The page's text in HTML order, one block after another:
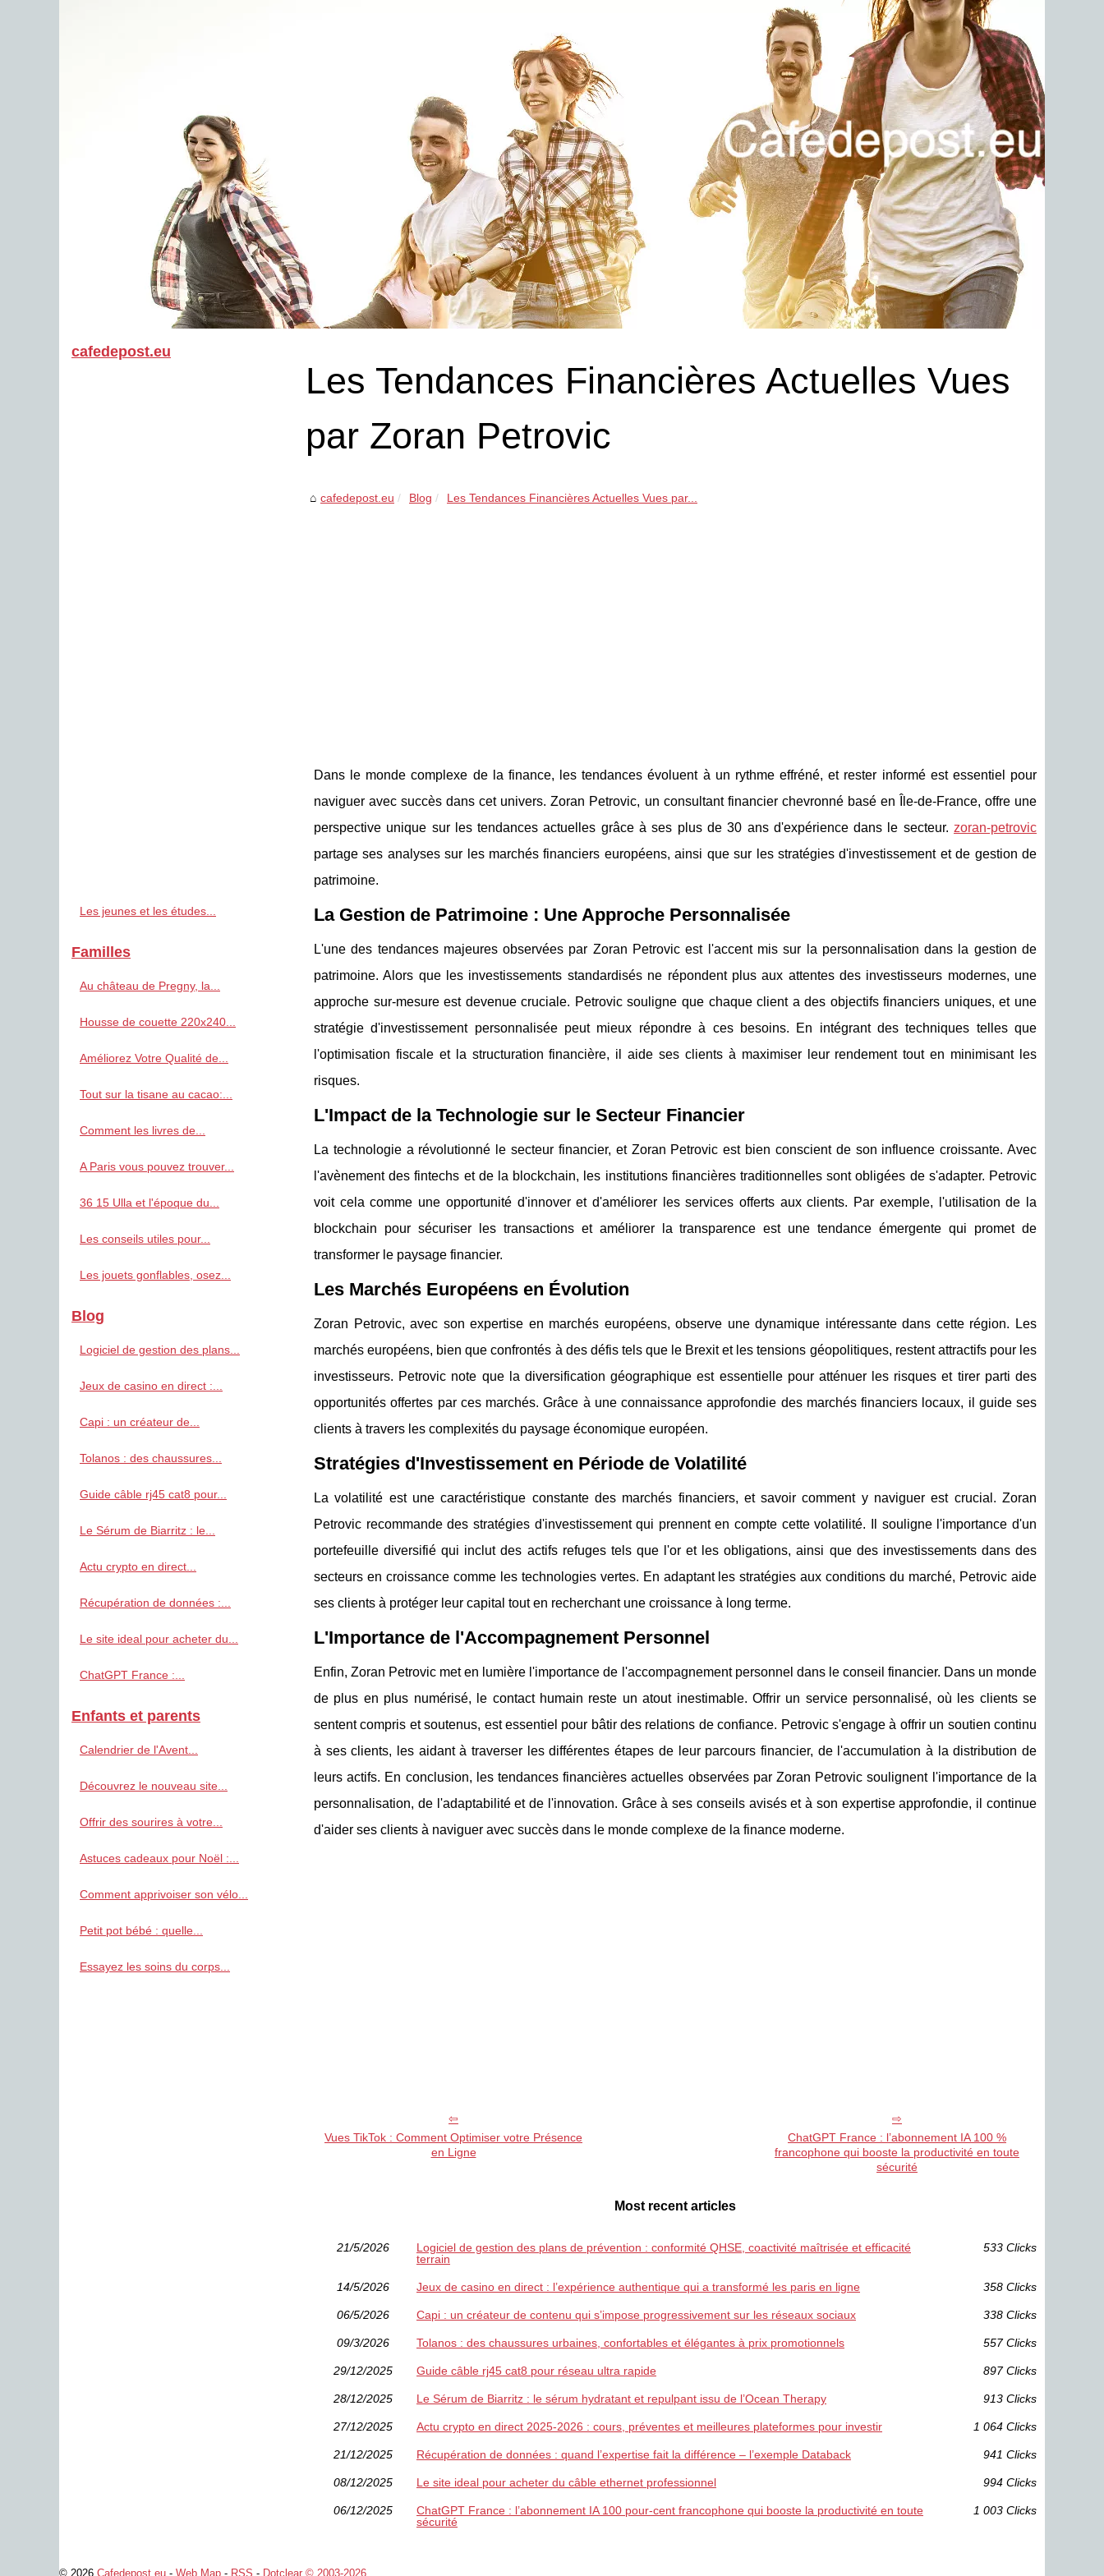
Les Tendances Financières Actuelles Vues
par Zoran Petrovic
cafedepost.eu Blog Les Tendances Financières Actuelles Vues par...
Dans le monde complexe de la finance, les tendances évoluent à un rythme effréné, et rester informé est essentiel pour
naviguer avec succès dans cet univers. Zoran Petrovic, un consultant financier chevronné basé en Île-de-France, offre une
perspective unique sur les tendances actuelles grâce à ses plus de 30 ans d'expérience dans le secteur. zoran-petrovic
partage ses analyses sur les marchés financiers européens, ainsi que sur les stratégies d'investissement et de gestion de
patrimoine.
La Gestion de Patrimoine : Une Approche Personnalisée
L'une des tendances majeures observées par Zoran Petrovic est l'accent mis sur la personnalisation dans la gestion de
patrimoine. Alors que les investissements standardisés ne répondent plus aux attentes des investisseurs modernes, une
approche sur-mesure est devenue cruciale. Petrovic souligne que chaque client a des objectifs financiers uniques, et une
stratégie d'investissement personnalisée peut mieux répondre à ces besoins. En intégrant des techniques telles que
l'optimisation fiscale et la structuration financière, il aide ses clients à maximiser leur rendement tout en minimisant les
risques.
L'Impact de la Technologie sur le Secteur Financier
La technologie a révolutionné le secteur financier, et Zoran Petrovic est bien conscient de son influence croissante. Avec
l'avènement des fintechs et de la blockchain, les institutions financières traditionnelles sont obligées de s'adapter. Petrovic
voit cela comme une opportunité d'innover et d'améliorer les services offerts aux clients. Par exemple, l'utilisation de la
blockchain pour sécuriser les transactions et améliorer la transparence est une tendance émergente qui promet de
transformer le paysage financier.
Les Marchés Européens en Évolution
Zoran Petrovic, avec son expertise en marchés européens, observe une dynamique intéressante dans cette région. Les
marchés européens, bien que confrontés à des défis tels que le Brexit et les tensions géopolitiques, restent attractifs pour les
investisseurs. Petrovic note que la diversification géographique est essentielle pour atténuer les risques et tirer parti des
opportunités offertes par ces marchés. Grâce à une connaissance approfondie des marchés financiers locaux, il guide ses
clients à travers les complexités du paysage économique européen.
Stratégies d'Investissement en Période de Volatilité
La volatilité est une caractéristique constante des marchés financiers, et savoir comment y naviguer est crucial. Zoran
Petrovic recommande des stratégies d'investissement qui prennent en compte cette volatilité. Il souligne l'importance d'un
portefeuille diversifié qui inclut des actifs refuges tels que l'or et les obligations, ainsi que des investissements dans des
secteurs en croissance comme les technologies vertes. En adaptant les stratégies aux conditions du marché, Petrovic aide
ses clients à protéger leur capital tout en recherchant une croissance à long terme.
L'Importance de l'Accompagnement Personnel
Enfin, Zoran Petrovic met en lumière l'importance de l'accompagnement personnel dans le conseil financier. Dans un monde
de plus en plus numérisé, le contact humain reste un atout inestimable. Offrir un service personnalisé, où les clients se
sentent compris et soutenus, est essentiel pour bâtir des relations de confiance. Petrovic s'engage à offrir un soutien continu
à ses clients, les aidant à traverser les différentes étapes de leur parcours financier, de l'accumulation à la distribution de
leurs actifs. En conclusion, les tendances financières actuelles observées par Zoran Petrovic soulignent l'importance de la
personnalisation, de l'adaptabilité et de l'innovation. Grâce à ses conseils avisés et à son expertise approfondie, il continue
d'aider ses clients à naviguer avec succès dans le monde complexe de la finance moderne.
Vues TikTok : Comment Optimiser votre Présence
en Ligne
ChatGPT France : l’abonnement IA 100 %
francophone qui booste la productivité en toute
sécurité
Most recent articles
21/5/2026
Logiciel de gestion des plans de prévention : conformité QHSE, coactivité maîtrisée et efficacité
terrain
533 Clicks
14/5/2026 Jeux de casino en direct : l’expérience authentique qui a transformé les paris en ligne 358 Clicks
06/5/2026 Capi : un créateur de contenu qui s’impose progressivement sur les réseaux sociaux 338 Clicks
09/3/2026 Tolanos : des chaussures urbaines, confortables et élégantes à prix promotionnels 557 Clicks
29/12/2025 Guide câble rj45 cat8 pour réseau ultra rapide 897 Clicks
28/12/2025 Le Sérum de Biarritz : le sérum hydratant et repulpant issu de l’Ocean Therapy 913 Clicks
27/12/2025 Actu crypto en direct 2025-2026 : cours, préventes et meilleures plateformes pour investir 1 064 Clicks
21/12/2025 Récupération de données : quand l’expertise fait la différence – l’exemple Databack 941 Clicks
08/12/2025 Le site ideal pour acheter du câble ethernet professionnel 994 Clicks
06/12/2025
ChatGPT France : l’abonnement IA 100 pour-cent francophone qui booste la productivité en toute
sécurité
1 003 Clicks
cafedepost.eu
Les jeunes et les études...
Familles
Au château de Pregny, la...
Housse de couette 220x240...
Améliorez Votre Qualité de...
Tout sur la tisane au cacao:...
Comment les livres de...
A Paris vous pouvez trouver...
36 15 Ulla et l'époque du...
Les conseils utiles pour...
Les jouets gonflables, osez...
Blog
Logiciel de gestion des plans...
Jeux de casino en direct :...
Capi : un créateur de...
Tolanos : des chaussures...
Guide câble rj45 cat8 pour...
Le Sérum de Biarritz : le...
Actu crypto en direct...
Récupération de données :...
Le site ideal pour acheter du...
ChatGPT France :...
Enfants et parents
Calendrier de l'Avent...
Découvrez le nouveau site...
Offrir des sourires à votre...
Astuces cadeaux pour Noël :...
Comment apprivoiser son vélo...
Petit pot bébé : quelle...
Essayez les soins du corps...
© 2026 Cafedepost.eu - Web Map - RSS - Dotclear © 2003-2026